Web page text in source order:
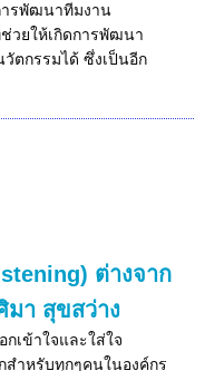
ารพัฒนาทีมงาน
วยให้เกิดการพัฒนา
ตกรรมได้ ซึ่งเป็นอีก
ต่างจาก
มา สุขสว่าง
เข้าใจและใส่ใจ
สำหรับทุกๆคนในองค์กร